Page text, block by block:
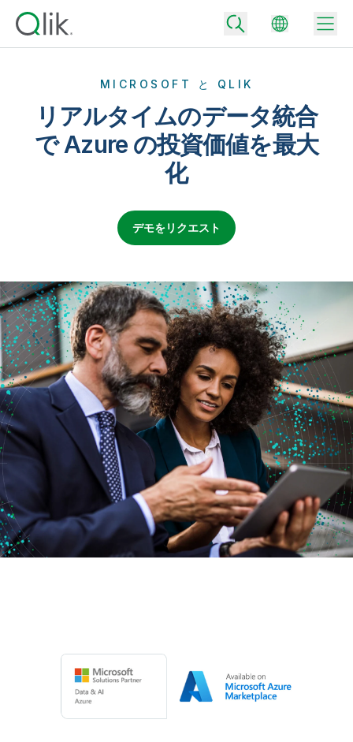
コミュニティ
カスタマーサポート
カスタマーポータル
初期トレーニング
製品関連
Back
企業情報
採用情報
ニュースルーム
事業所 / 連絡先
Back
Qlik
Talend
Back
データをビジネス成果へ
Back
すべての製品
データ統合とデータ品質の価格
データ分析の価格
適切なデータ分析プランで、より優れたインサイトを獲得し、ビジネス成果
の達成をサポートします。
リソースライブラリ
コミュニティ
MICROSOFT と QLIK
リアルタイムのデータ統合
で Azure の投資価値を最大
化
デモをリクエスト